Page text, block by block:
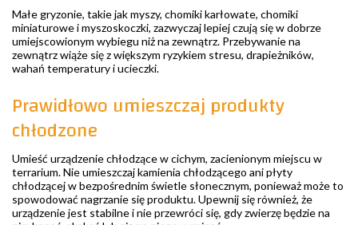
Małe gryzonie, takie jak myszy, chomiki karłowate, chomiki
miniaturowe i myszoskoczki, zazwyczaj lepiej czują się w dobrze
umiejscowionym wybiegu niż na zewnątrz. Przebywanie na
zewnątrz wiąże się z większym ryzykiem stresu, drapieżników,
wahań temperatury i ucieczki.
Prawidłowo umieszczaj produkty
chłodzone
Umieść urządzenie chłodzące w cichym, zacienionym miejscu w
terrarium. Nie umieszczaj kamienia chłodzącego ani płyty
chłodzącej w bezpośrednim świetle słonecznym, ponieważ może to
spowodować nagrzanie się produktu. Upewnij się również, że
urządzenie jest stabilne i nie przewróci się, gdy zwierzę będzie na